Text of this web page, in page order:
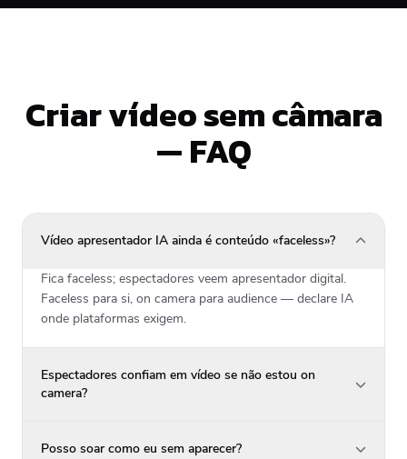
Criar vídeo sem câmara
— FAQ
Vídeo apresentador IA ainda é conteúdo «faceless»?
Fica faceless; espectadores veem apresentador digital.
Faceless para si, on camera para audience — declare IA
onde plataformas exigem.
Espectadores confiam em vídeo se não estou on
camera?
Posso soar como eu sem aparecer?